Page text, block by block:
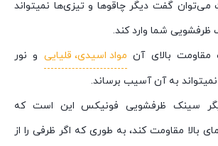
گفت دیگر چاقوها و تیزی‌ها نمیتواند
شما وارد کند.
بالای آن مواد اسیدی، قلیایی و نور
به آن آسیب برساند.
سینک ظرفشویی فونیکس این است که
بالا مقاومت کند، به طوری که اگر ظرفی را از